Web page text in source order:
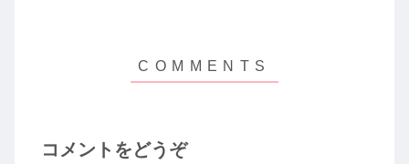
コメントをどうぞ